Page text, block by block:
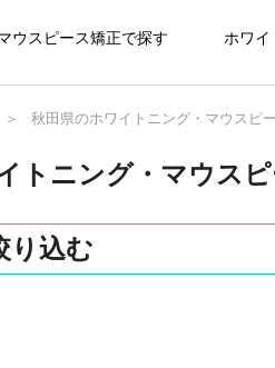
ウスピース矯正で探す ホワイ
秋田県のホワイトニング・マウスピ
トニング・マウス
り込む